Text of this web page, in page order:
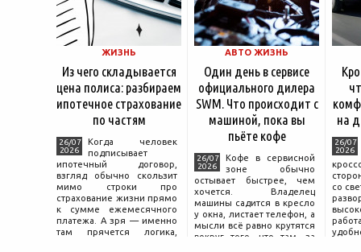
ЖИЗНЬ
Из чего складывается
цена полиса: разбираем
ипотечное страхование
по частям
26/07
2026
Когда человек
подписывает
ипотечный договор,
взгляд обычно скользит
мимо строки про
страхование жизни прямо
к сумме ежемесячного
платежа. А зря — именно
там прячется логика,
АВТО ЖИЗНЬ
Один день в сервисе
официального дилера
SWM. Что происходит с
машиной, пока вы
пьёте кофе
26/07
2026
Кофе в сервисной
зоне обычно
остывает быстрее, чем
хочется. Владелец
машины садится в кресло
у окна, листает телефон, а
мысли всё равно крутятся
вокруг того, что там, за
на
26/07
2026
со